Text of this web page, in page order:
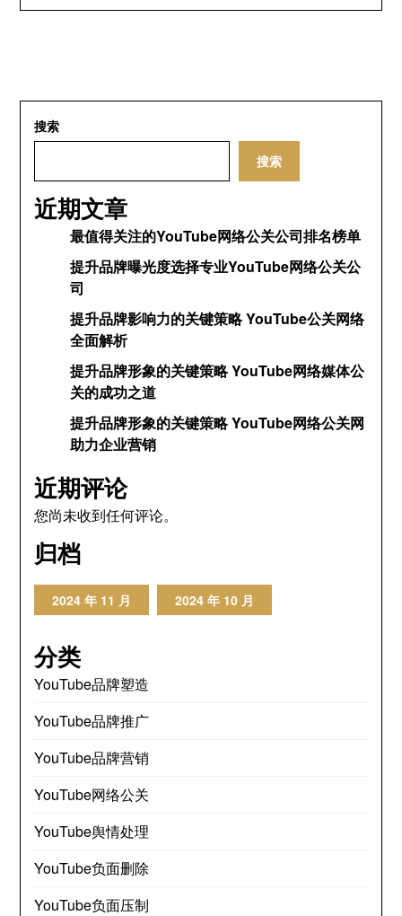
搜索
搜索
近期文章
最值得关注的YouTube网络公关公司排名榜单
提升品牌曝光度选择专业YouTube网络公关公
司
提升品牌影响力的关键策略 YouTube公关网络
全面解析
提升品牌形象的关键策略 YouTube网络媒体公
关的成功之道
提升品牌形象的关键策略 YouTube网络公关网
助力企业营销
近期评论
您尚未收到任何评论。
归档
2024 年 11 月 2024 年 10 月
分类
YouTube品牌塑造
YouTube品牌推广
YouTube品牌营销
YouTube网络公关
YouTube舆情处理
YouTube负面删除
YouTube负面压制